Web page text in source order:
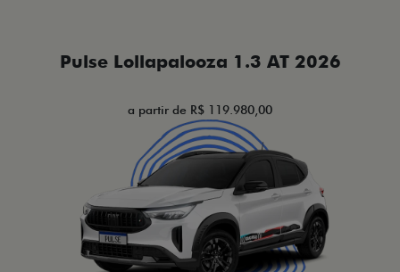
Pulse Lollapalooza 1.3 AT 2026
a partir de R$ 119.980,00